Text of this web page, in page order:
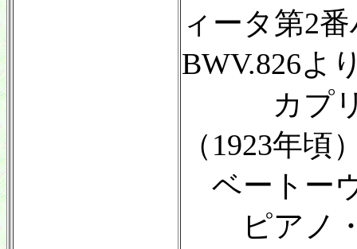
ィータ第2
BWV.826よ
カプリ
（1923年頃
ベートー
ピアノ・